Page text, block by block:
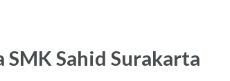
Sahid Surakarta